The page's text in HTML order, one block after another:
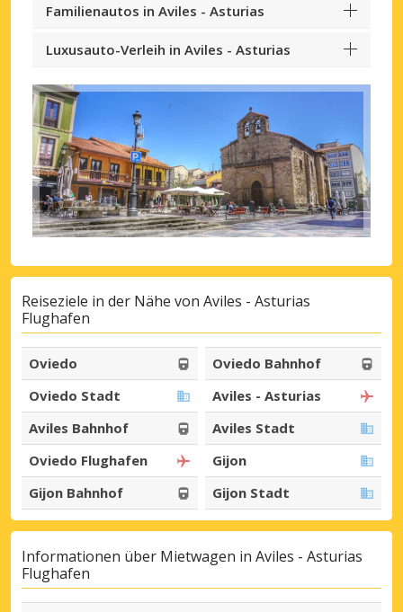
Familienautos in Aviles - Asturias
Luxusauto-Verleih in Aviles - Asturias
Reiseziele in der Nähe von Aviles - Asturias
Flughafen
Oviedo
Oviedo Bahnhof
Oviedo Stadt
Aviles - Asturias
Aviles Bahnhof
Aviles Stadt
Oviedo Flughafen
Gijon
Gijon Bahnhof
Gijon Stadt
Informationen über Mietwagen in Aviles - Asturias
Flughafen